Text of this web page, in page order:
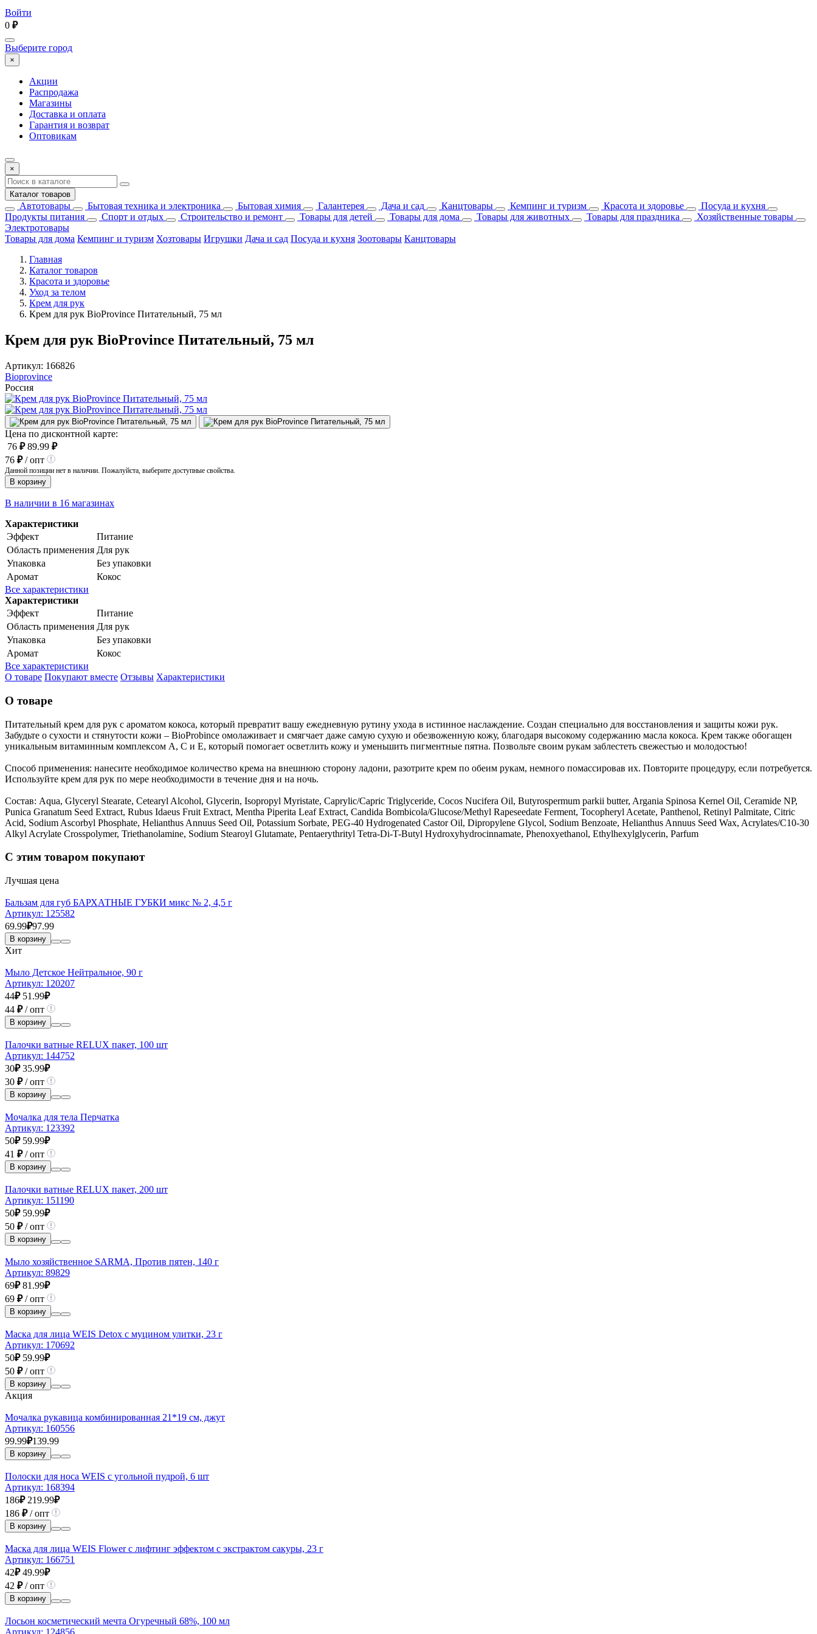
Войти
0 ₽
Выберите город
×
Акции
Распродажа
Магазины
Доставка и оплата
Гарантия и возврат
Оптовикам
×
Каталог товаров
Автотовары Бытовая техника и электроника Бытовая химия Галантерея Дача и сад Канцтовары Кемпинг и туризм Красота и здоровье
Посуда и кухня
Продукты питания
Спорт и отдых Строительство и ремонт Товары для детей Товары для дома Товары для животных Товары для праздника
Хозяйственные товары
Электротовары
Товары для дома Кемпинг и туризм Хозтовары Игрушки Дача и сад Посуда и кухня Зоотовары Канцтовары
Главная
Каталог товаров
Красота и здоровье
Уход за телом
Крем для рук
Крем для рук BioProvince Питательный, 75 мл
Крем для рук BioProvince Питательный, 75 мл
Артикул: 166826
Bioprovince
Россия
Цена по дисконтной карте:
76 ₽ 89.99 ₽
76 ₽/ опт
Данной позиции нет в наличии. Пожалуйста, выберите доступные свойства.
В корзину
В наличии в 16 магазинах
Характеристики
Эффект
Питание
Область применения Для рук
Упаковка
Без упаковки
Аромат
Кокос
Все характеристики
Характеристики
Эффект
Питание
Область применения Для рук
Упаковка
Без упаковки
Аромат
Кокос
Все характеристики
О товаре Покупают вместе Отзывы Характеристики
О товаре
Питательный крем для рук с ароматом кокоса, который превратит вашу ежедневную рутину ухода в истинное наслаждение. Создан специально для восстановления и защиты кожи рук.
Забудьте о сухости и стянутости кожи – BioProbince омолаживает и смягчает даже самую сухую и обезвоженную кожу, благодаря высокому содержанию масла кокоса. Крем также обогащен
уникальным витаминным комплексом А, С и Е, который помогает осветлить кожу и уменьшить пигментные пятна. Позвольте своим рукам заблестеть свежестью и молодостью!
Способ применения: нанесите необходимое количество крема на внешнюю сторону ладони, разотрите крем по обеим рукам, немного помассировав их. Повторите процедуру, если потребуется.
Используйте крем для рук по мере необходимости в течение дня и на ночь.
Состав: Aqua, Glyceryl Stearate, Cetearyl Alcohol, Glycerin, Isopropyl Myristate, Caprylic/Capric Triglyceride, Cocos Nucifera Oil, Butyrospermum parkii butter, Argania Spinosa Kernel Oil, Ceramide NP,
Punica Granatum Seed Extract, Rubus Idaeus Fruit Extract, Mentha Piperita Leaf Extract, Candida Bombicola/Glucose/Methyl Rapeseedate Ferment, Tocopheryl Acetate, Panthenol, Retinyl Palmitate, Citric
Acid, Sodium Ascorbyl Phosphate, Helianthus Annuus Seed Oil, Potassium Sorbate, PEG-40 Hydrogenated Castor Oil, Dipropylene Glycol, Sodium Benzoate, Helianthus Annuus Seed Wax, Acrylates/C10-30
Alkyl Acrylate Crosspolymer, Triethanolamine, Sodium Stearoyl Glutamate, Pentaerythrityl Tetra-Di-T-Butyl Hydroxyhydrocinnamate, Phenoxyethanol, Ethylhexylglycerin, Parfum
С этим товаром покупают
Лучшая цена
Бальзам для губ БАРХАТНЫЕ ГУБКИ микс № 2, 4,5 г
Артикул: 125582
69.99₽97.99
В корзину
Хит
Мыло Детское Нейтральное, 90 г
Артикул: 120207
44₽ 51.99₽
44 ₽/ опт
В корзину
Палочки ватные RELUX пакет, 100 шт
Артикул: 144752
30₽ 35.99₽
30 ₽/ опт
В корзину
Мочалка для тела Перчатка
Артикул: 123392
50₽ 59.99₽
41 ₽/ опт
В корзину
Палочки ватные RELUX пакет, 200 шт
Артикул: 151190
50₽ 59.99₽
50 ₽/ опт
В корзину
Мыло хозяйственное SARMA, Против пятен, 140 г
Артикул: 89829
69₽ 81.99₽
69 ₽/ опт
В корзину
Маска для лица WEIS Detox с муцином улитки, 23 г
Артикул: 170692
50₽ 59.99₽
50 ₽/ опт
В корзину
Акция
Мочалка рукавица комбинированная 21*19 см, джут
Артикул: 160556
99.99₽139.99
В корзину
Полоски для носа WEIS с угольной пудрой, 6 шт
Артикул: 168394
186₽ 219.99₽
186 ₽/ опт
В корзину
Маска для лица WEIS Flower с лифтинг эффектом с экстрактом сакуры, 23 г
Артикул: 166751
42₽ 49.99₽
42 ₽/ опт
В корзину
Лосьон косметический мечта Огуречный 68%, 100 мл
Артикул: 124856